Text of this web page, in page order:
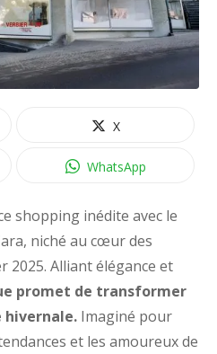
X
WhatsApp
shopping inédite avec le
niché au cœur des
2025. Alliant élégance et
promet de transformer
hivernale. Imaginé pour
et les amoureux de